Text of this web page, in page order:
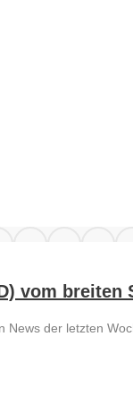
vom
News der letzten